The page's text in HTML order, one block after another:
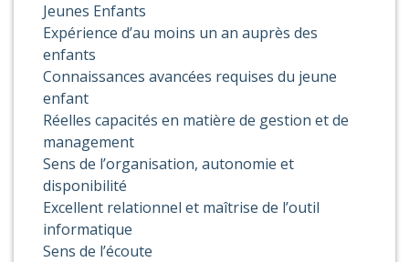
Jeunes Enfants
Expérience d’au moins un an auprès des
enfants
Connaissances avancées requises du jeune
enfant
Réelles capacités en matière de gestion et de
management
Sens de l’organisation, autonomie et
disponibilité
Excellent relationnel et maîtrise de l’outil
informatique
Sens de l’écoute